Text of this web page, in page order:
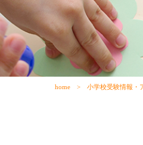
home 小学校受験情報・